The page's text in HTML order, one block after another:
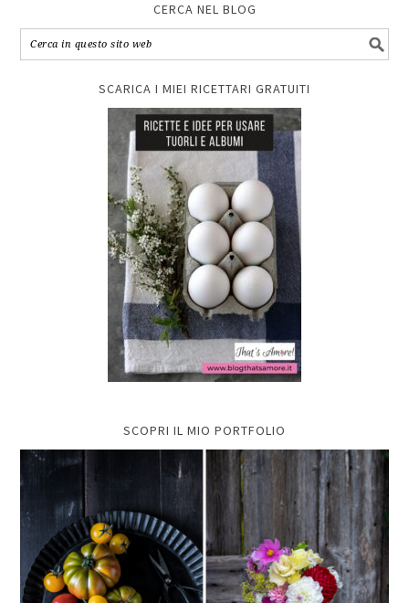
CERCA NEL BLOG
SCARICA I MIEI RICETTARI GRATUITI
SCOPRI IL MIO PORTFOLIO